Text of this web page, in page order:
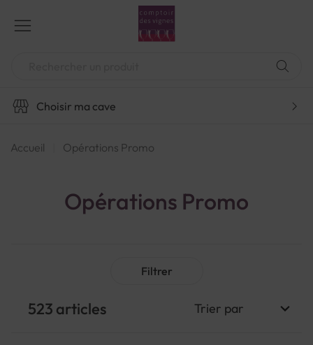
contenu
Choisir ma cave
Accueil Opérations Promo
Opérations Promo
523 articles
Filtrer